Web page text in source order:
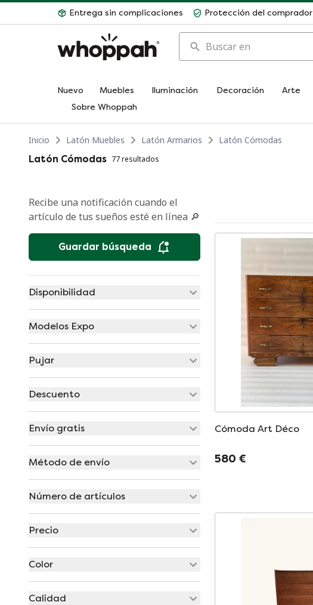
Entrega sin complicaciones Protección del comprador
Buscar en
Nuevo Muebles Iluminación Decoración Arte
Sobre Whoppah
Inicio Latón Muebles Latón Armarios
Latón Cómodas
Latón Cómodas 77 resultados
Recibe una notificación cuando el
artículo de tus sueños esté en línea 🔎
Guardar búsqueda
Disponibilidad
Modelos Expo
Pujar
Descuento
Envío gratis
Método de envío
Número de artículos
Precio
Color
Calidad
Cómoda Art Déco
580 €